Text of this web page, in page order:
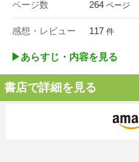
ページ数 264 ページ
感想・レビュー 117 件
▶︎あらすじ・内容を見る
書店で詳細を見る